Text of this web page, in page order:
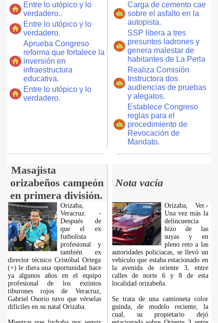
Entre lo utópico y lo
verdadero..
Entre lo utópico y lo
verdadero.
Aprueba Congreso
reforma que fortalece la
inversión en
infraestructura
educativa.
Entre lo utópico y lo
verdadero.
Carga de cemento cae
sobre el asfalto en la
autopista.
SSP libera a tres
presuntos ladrones y
genera malestar de
habitantes de La Perla
Realiza Comisión
Instructora dos
audiencias de pruebas
y alegatos.
Establece Congreso
reglas para el
procedimiento de
Revocación de
Mandato.
Masajista
orizabeños campeón
en primera división.
Nota vacía
Orizaba,
Veracruz. -
Después de
que el ex
futbolista
profesional y
también ex
director técnico Cristóbal Ortega
(+) le diera una oportunidad hace
ya algunos años en el equipo
profesional de los extintos
tiburones rojos de Veracruz,
Gabriel Osorio tuvo que vérselas
difíciles en su natal Orizaba.
Orizaba, Ver.-
Una vez más la
delincuencia
hizo de las
suyas y en
pleno reto a las
autoridades policiacas, se llevó un
vehículo que estaba estacionado en
la avenida de oriente 3, entre
calles de norte 6 y 8 de esta
localidad orizabeña.
Se trata de una camioneta color
guinda, de modelo reciente, la
cual, su propietario dejó